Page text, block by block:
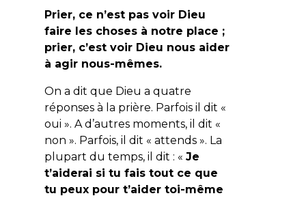
Prier, ce n’est pas voir Dieu
faire les choses à notre place ;
prier, c’est voir Dieu nous aider
à agir nous-mêmes.
On a dit que Dieu a quatre
réponses à la prière. Parfois il dit «
oui ». A d’autres moments, il dit «
non ». Parfois, il dit « attends ». La
plupart du temps, il dit : « Je
t’aiderai si tu fais tout ce que
tu peux pour t’aider toi-même